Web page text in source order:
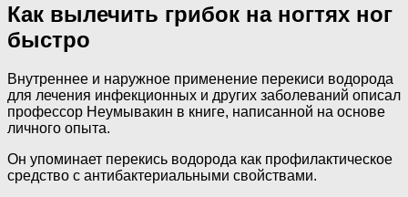
Как вылечить грибок на ногтях ног
быстро
Внутреннее и наружное применение перекиси водорода
для лечения инфекционных и других заболеваний описал
профессор Неумывакин в книге, написанной на основе
личного опыта.
Он упоминает перекись водорода как профилактическое
средство с антибактериальными свойствами.